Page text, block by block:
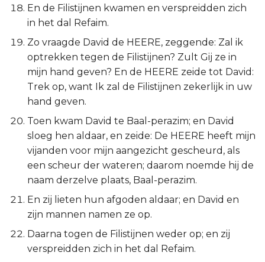
En de Filistijnen kwamen en verspreidden zich
in het dal Refaim.
Zo vraagde David de HEERE, zeggende: Zal ik
optrekken tegen de Filistijnen? Zult Gij ze in
mijn hand geven? En de HEERE zeide tot David:
Trek op, want Ik zal de Filistijnen zekerlijk in uw
hand geven.
Toen kwam David te Baal-perazim; en David
sloeg hen aldaar, en zeide: De HEERE heeft mijn
vijanden voor mijn aangezicht gescheurd, als
een scheur der wateren; daarom noemde hij de
naam derzelve plaats, Baal-perazim.
En zij lieten hun afgoden aldaar; en David en
zijn mannen namen ze op.
Daarna togen de Filistijnen weder op; en zij
verspreidden zich in het dal Refaim.